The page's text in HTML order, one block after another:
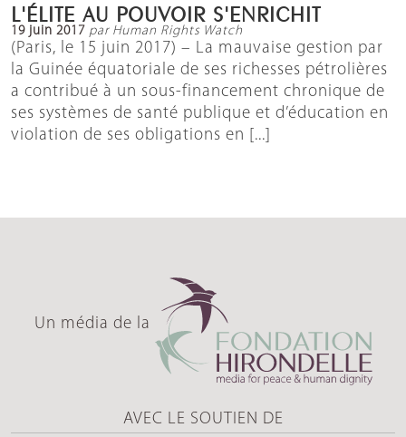
L'ÉLITE AU POUVOIR S'ENRICHIT
19 juin 2017 par Human Rights Watch
(Paris, le 15 juin 2017) – La mauvaise gestion par
la Guinée équatoriale de ses richesses pétrolières
a contribué à un sous-financement chronique de
ses systèmes de santé publique et d’éducation en
violation de ses obligations en [...]
Un média de la
AVEC LE SOUTIEN DE